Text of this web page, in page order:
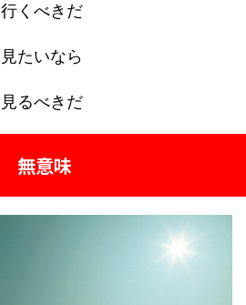
行くべきだ
見たいなら
見るべきだ
無意味